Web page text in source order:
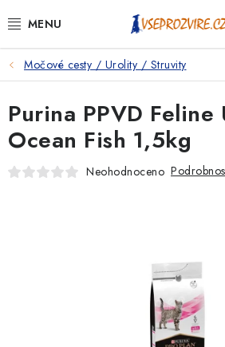
na
PSI
KOČKY
KONĚ
KRÁLÍCI/HLODAVCI/PTÁCI
Močové cesty / Urolity / Struvity
Purina PPVD Feline
Ocean Fish 1,5kg
Neohodnoceno